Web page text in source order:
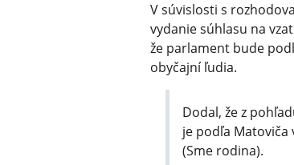
V súvislosti s
vydanie súhlasu na
že parlament bude
obyčajní ľudia.
Dodal, že z
je podľa
(Sme rodina).